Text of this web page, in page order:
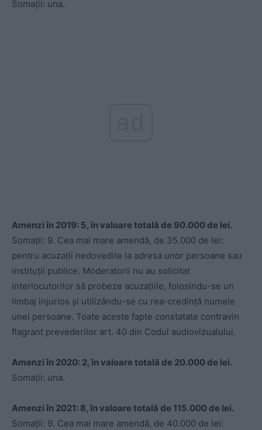
Somații: una.
Amenzi în 2019: 5, în valoare totală de 90.000 de lei.
Somații: 9. Cea mai mare amendă, de 35.000 de lei:
pentru acuzaţii nedovedite la adresa unor persoane sau
instituţii publice. Moderatorii nu au solicitat
interlocutorilor să probeze acuzaţiile, folosindu-se un
limbaj injurios şi utilizându-se cu rea-credinţă numele
unei persoane. Toate aceste fapte constatate contravin
flagrant prevederilor art. 40 din Codul audiovizualului.
Amenzi în 2020: 2, în valoare totală de 20.000 de lei.
Somații: una.
Amenzi în 2021: 8, în valoare totală de 115.000 de lei.
Somații: 9. Cea mai mare amendă, de 40.000 de lei: